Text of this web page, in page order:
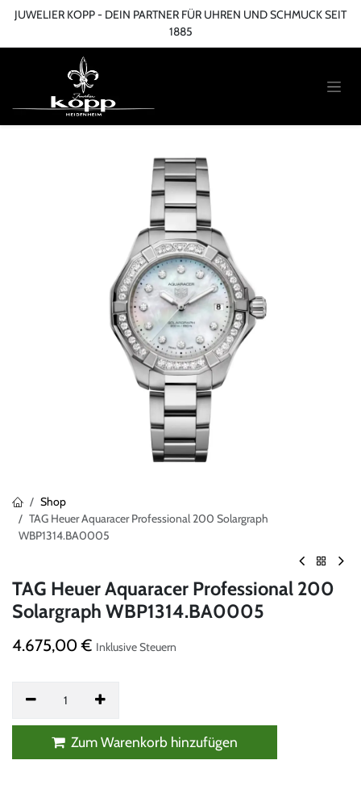
Zum Inhalt springen
JUWELIER KOPP - DEIN PARTNER FÜR UHREN UND SCHMUCK SEIT
1885
Shop
TAG Heuer Aquaracer Professional 200 Solargraph
WBP1314.BA0005
TAG Heuer Aquaracer Professional 200
Solargraph WBP1314.BA0005
4.675,00€ Inklusive Steuern
Zum Warenkorb hinzufügen